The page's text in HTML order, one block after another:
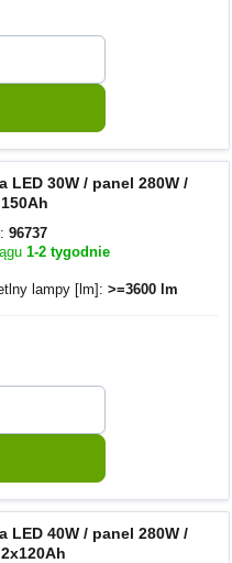
LED 30W / panel 280W /
96737
1-2 tygodnie
lampy [lm]:>=3600 lm
LED 40W / panel 280W /